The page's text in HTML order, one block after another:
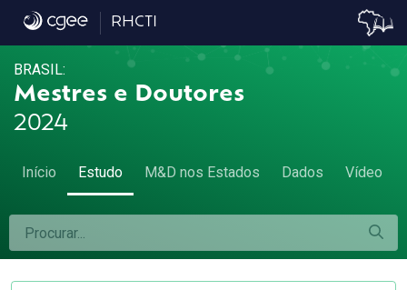
5.6 Diferença da remuneração das
RHCTI
BRASIL:
Mestres e Doutores
2024
Início Estudo M&D nos Estados Dados Vídeo